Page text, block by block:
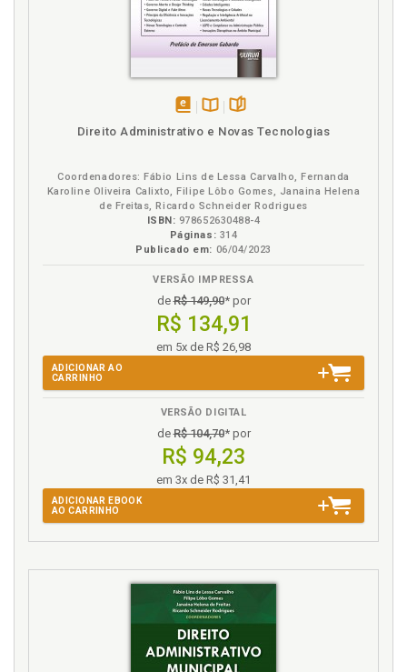
Direito Administrativo e Novas Tecnologias
Coordenadores: Fábio Lins de Lessa Carvalho, Fernanda
Karoline Oliveira Calixto, Filipe Lôbo Gomes, Janaina Helena
de Freitas, Ricardo Schneider Rodrigues
ISBN: 978652630488-4
Páginas: 314
Publicado em: 06/04/2023
VERSÃO IMPRESSA
deR$ 149,90* por
R$ 134,91
em 5x de R$ 26,98
ADICIONAR AO
CARRINHO
VERSÃO DIGITAL
deR$ 104,70* por
R$ 94,23
em 3x de R$ 31,41
ADICIONAR EBOOK
AO CARRINHO